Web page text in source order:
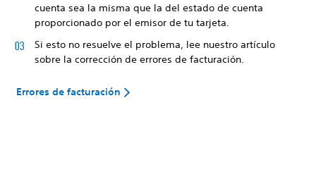
cuenta sea la misma que la del estado de cuenta
proporcionado por el emisor de tu tarjeta.
Si esto no resuelve el problema, lee nuestro artículo
sobre la corrección de errores de facturación.
Errores de facturación